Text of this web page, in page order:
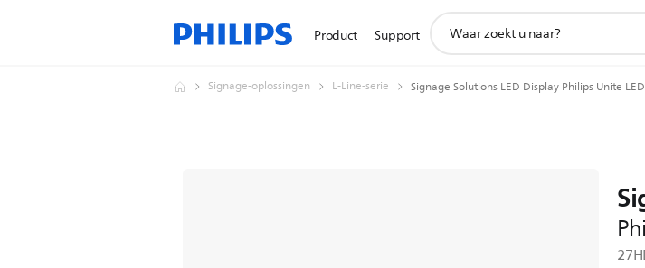
Product Support
zoeken
Signage-oplossingen L-Line-serie Signage Solutions LED Display Philips Unite